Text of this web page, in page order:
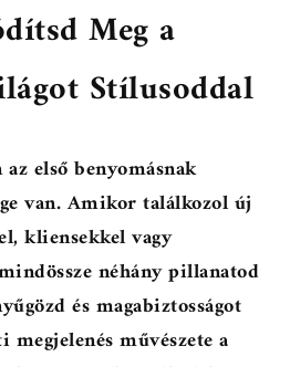
Meg a
Stílusoddal
első benyomásnak
van. Amikor találkozol új
kliensekkel vagy
néhány pillanatod
és magabiztosságot
megjelenés művészete a